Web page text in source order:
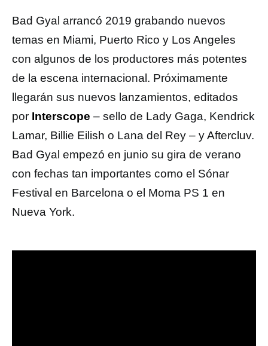
Bad Gyal arrancó 2019 grabando nuevos
temas en Miami, Puerto Rico y Los Angeles
con algunos de los productores más potentes
de la escena internacional. Próximamente
llegarán sus nuevos lanzamientos, editados
por Interscope – sello de Lady Gaga, Kendrick
Lamar, Billie Eilish o Lana del Rey – y Aftercluv.
Bad Gyal empezó en junio su gira de verano
con fechas tan importantes como el Sónar
Festival en Barcelona o el Moma PS 1 en
Nueva York.